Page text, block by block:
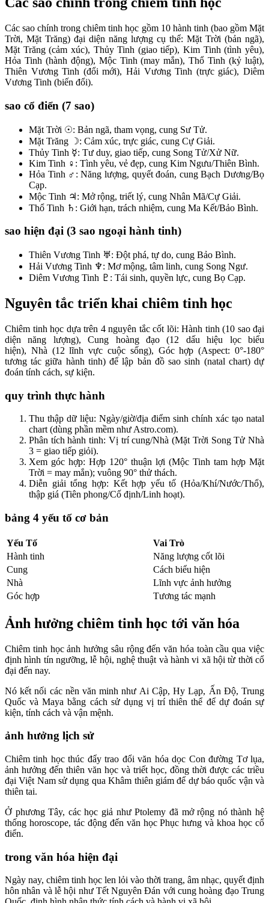
Các sao chính trong chiêm tinh học gồm 10 hành tinh (bao gồm Mặt
Trời, Mặt Trăng) đại diện năng lượng cụ thể: Mặt Trời (bản ngã),
Mặt Trăng (cảm xúc), Thủy Tinh (giao tiếp), Kim Tinh (tình yêu),
Hỏa Tinh (hành động), Mộc Tinh (may mắn), Thổ Tinh (kỷ luật),
Thiên Vương Tinh (đổi mới), Hải Vương Tinh (trực giác), Diêm
Vương Tinh (biến đổi).​
sao cổ điển (7 sao)
Mặt Trời ☉: Bản ngã, tham vọng, cung Sư Tử.
Mặt Trăng ☽: Cảm xúc, trực giác, cung Cự Giải.
Thủy Tinh ☿: Tư duy, giao tiếp, cung Song Tử/Xử Nữ.
Kim Tinh ♀: Tình yêu, vẻ đẹp, cung Kim Ngưu/Thiên Bình.
Hỏa Tinh ♂: Năng lượng, quyết đoán, cung Bạch Dương/Bọ
Cạp.
Mộc Tinh ♃: Mở rộng, triết lý, cung Nhân Mã/Cự Giải.
Thổ Tinh ♄: Giới hạn, trách nhiệm, cung Ma Kết/Bảo Bình.​
sao hiện đại (3 sao ngoại hành tinh)
Thiên Vương Tinh ♅: Đột phá, tự do, cung Bảo Bình.
Hải Vương Tinh ♆: Mơ mộng, tâm linh, cung Song Ngư.
Diêm Vương Tinh ♇: Tái sinh, quyền lực, cung Bọ Cạp.​
Nguyên tắc triển khai chiêm tinh học
Chiêm tinh học dựa trên 4 nguyên tắc cốt lõi: Hành tinh (10 sao đại
diện năng lượng), Cung hoàng đạo (12 dấu hiệu lọc biểu
hiện), Nhà (12 lĩnh vực cuộc sống), Góc hợp (Aspect: 0°-180°
tương tác giữa hành tinh) để lập bản đồ sao sinh (natal chart) dự
đoán tính cách, sự kiện.​
quy trình thực hành
Thu thập dữ liệu: Ngày/giờ/địa điểm sinh chính xác tạo natal
chart (dùng phần mềm như Astro.com).
Phân tích hành tinh: Vị trí cung/Nhà (Mặt Trời Song Tử Nhà
3 = giao tiếp giỏi).
Xem góc hợp: Hợp 120° thuận lợi (Mộc Tinh tam hợp Mặt
Trời = may mắn); vuông 90° thử thách.
Diễn giải tổng hợp: Kết hợp yếu tố (Hỏa/Khí/Nước/Thổ),
thập giá (Tiên phong/Cố định/Linh hoạt).​
bảng 4 yếu tố cơ bản
Yếu Tố
Vai Trò
Hành tinh
Năng lượng cốt lõi
Cung
Cách biểu hiện
Nhà
Lĩnh vực ảnh hưởng
Góc hợp
Tương tác mạnh
Ảnh hưởng chiêm tinh học tới văn hóa
Chiêm tinh học ảnh hưởng sâu rộng đến văn hóa toàn cầu qua việc
định hình tín ngưỡng, lễ hội, nghệ thuật và hành vi xã hội từ thời cổ
đại đến nay.​
Nó kết nối các nền văn minh như Ai Cập, Hy Lạp, Ấn Độ, Trung
Quốc và Maya bằng cách sử dụng vị trí thiên thể để dự đoán sự
kiện, tính cách và vận mệnh.​
ảnh hưởng lịch sử
Chiêm tinh học thúc đẩy trao đổi văn hóa dọc Con đường Tơ lụa,
ảnh hưởng đến thiên văn học và triết học, đồng thời được các triều
đại Việt Nam sử dụng qua Khâm thiên giám để dự báo quốc vận và
thiên tai.​
Ở phương Tây, các học giả như Ptolemy đã mở rộng nó thành hệ
thống horoscope, tác động đến văn học Phục hưng và khoa học cổ
điển.​
trong văn hóa hiện đại
Ngày nay, chiêm tinh học len lỏi vào thời trang, âm nhạc, quyết định
hôn nhân và lễ hội như Tết Nguyên Đán với cung hoàng đạo Trung